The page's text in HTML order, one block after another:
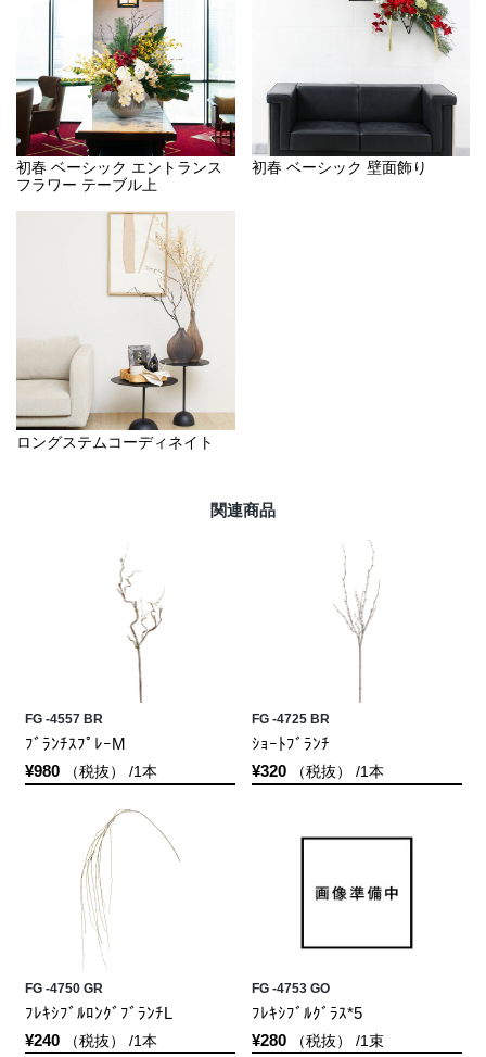
初春 ベーシック エントランス
フラワー テーブル上
初春 ベーシック 壁面飾り
ロングステムコーディネイト
関連商品
FG -4557 BR
ﾌﾞﾗﾝﾁｽﾌﾟﾚｰM
¥980（税抜） /1本
FG -4725 BR
ｼｮｰﾄﾌﾞﾗﾝﾁ
¥320（税抜） /1本
FG -4750 GR
ﾌﾚｷｼﾌﾞﾙﾛﾝｸﾞﾌﾞﾗﾝﾁL
¥240（税抜） /1本
FG -4753 GO
ﾌﾚｷｼﾌﾞﾙｸﾞﾗｽ*5
¥280（税抜） /1束